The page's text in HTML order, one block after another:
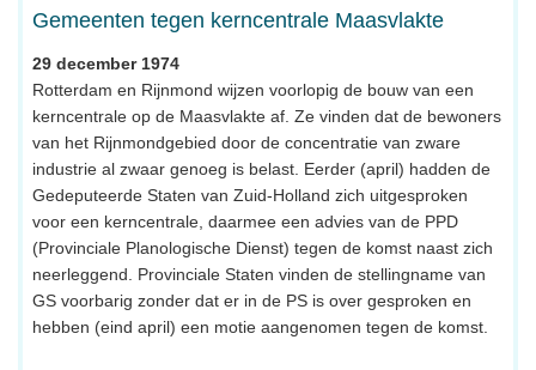
Gemeenten tegen kerncentrale Maasvlakte
29 december 1974
Rotterdam en Rijnmond wijzen voorlopig de bouw van een
kerncentrale op de Maasvlakte af. Ze vinden dat de bewoners
van het Rijnmondgebied door de concentratie van zware
industrie al zwaar genoeg is belast. Eerder (april) hadden de
Gedeputeerde Staten van Zuid-Holland zich uitgesproken
voor een kerncentrale, daarmee een advies van de PPD
(Provinciale Planologische Dienst) tegen de komst naast zich
neerleggend. Provinciale Staten vinden de stellingname van
GS voorbarig zonder dat er in de PS is over gesproken en
hebben (eind april) een motie aangenomen tegen de komst.